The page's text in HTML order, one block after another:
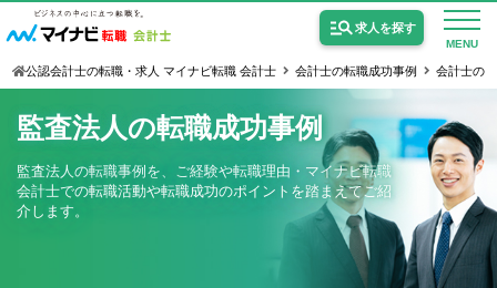
MENU
求人を探す
公認会計士の求人
公認会計士の転職・求人 マイナビ転職 会計士 会計士の転職成功事例 会計士の
監査法人の転職成功事例
監査法人の転職事例を、ご経験や転職理由・マイナビ転職
会計士での転職活動や転職成功のポイントを踏まえてご紹
介します。